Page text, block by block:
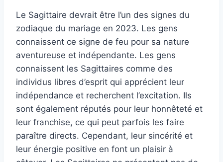
Le Sagittaire devrait être l’un des signes du
zodiaque du mariage en 2023. Les gens
connaissent ce signe de feu pour sa nature
aventureuse et indépendante. Les gens
connaissent les Sagittaires comme des
individus libres d’esprit qui apprécient leur
indépendance et recherchent l’excitation. Ils
sont également réputés pour leur honnêteté et
leur franchise, ce qui peut parfois les faire
paraître directs. Cependant, leur sincérité et
leur énergie positive en font un plaisir à